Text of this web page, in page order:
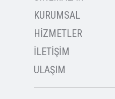
KURUMSAL
HİZMETLER
İLETİŞİM
ULAŞIM